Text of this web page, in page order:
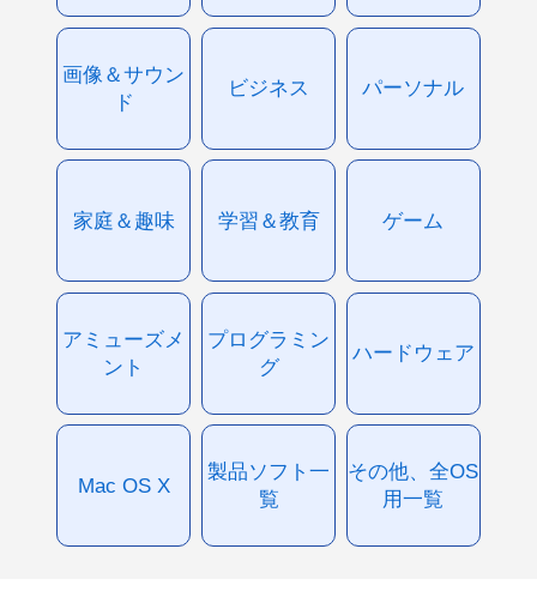
画像＆サウン
ド
ビジネス パーソナル
家庭＆趣味 学習＆教育 ゲーム
アミューズメ
ント
プログラミン
グ
ハードウェア
Mac OS X
製品ソフト一
覧
その他、全OS
用一覧